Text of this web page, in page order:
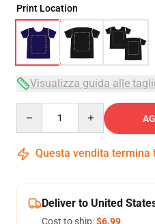
Print Location
Visualizza guida alle
Questa vendita termina
Deliver to United
Cost to ship:$6.99